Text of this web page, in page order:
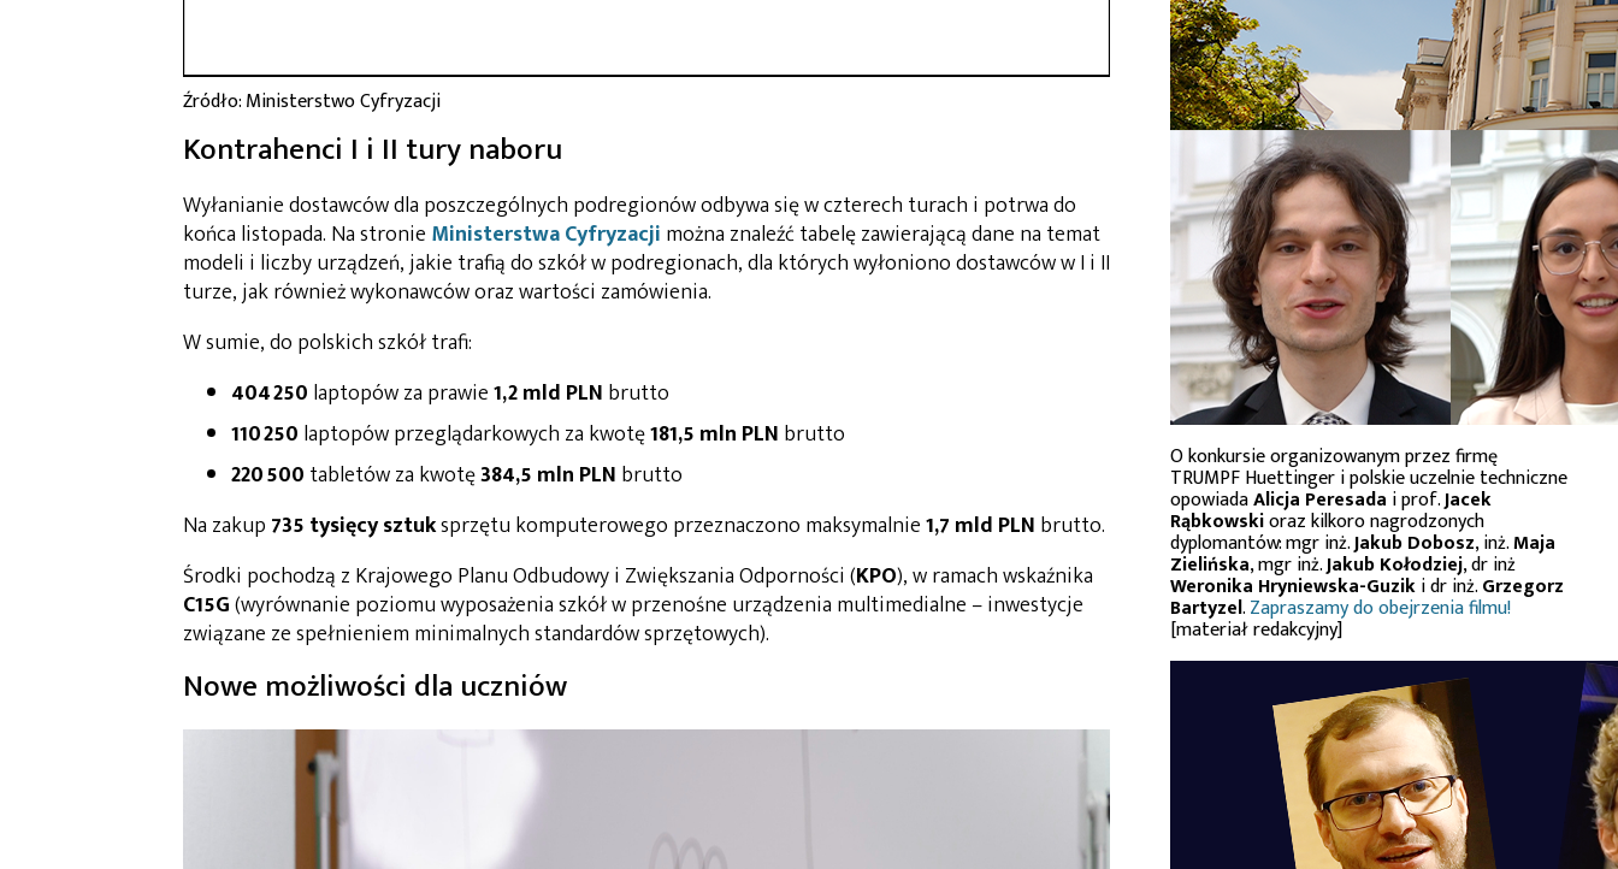
Źródło: Ministerstwo Cyfryzacji
Kontrahenci I i II tury naboru
Wyłanianie dostawców dla poszczególnych podregionów odbywa się w czterech turach i potrwa do
końca listopada. Na stronie Ministerstwa Cyfryzacji można znaleźć tabelę zawierającą dane na temat
modeli i liczby urządzeń, jakie trafią do szkół w podregionach, dla których wyłoniono dostawców w I i II
turze, jak również wykonawców oraz wartości zamówienia.
W sumie, do polskich szkół trafi:
404 250 laptopów za prawie1,2 mld PLN brutto
110 250 laptopów przeglądarkowych za kwotę181,5 mln PLN brutto
220 500 tabletów za kwotę384,5 mln PLN brutto
Na zakup 735 tysięcy sztuksprzętu komputerowego przeznaczono maksymalnie1,7 mld PLN brutto.
Środki pochodzą z Krajowego Planu Odbudowy i Zwiększania Odporności (KPO), w ramach wskaźnika
C15G(wyrównanie poziomu wyposażenia szkół w przenośne urządzenia multimedialne – inwestycje
związane ze spełnieniem minimalnych standardów sprzętowych).
Nowe możliwości dla uczniów
O konkursie organizowanym przez firmę
TRUMPF Huettinger i polskie uczelnie techniczne
opowiadaAlicja Peresada i prof.Jacek
Rąbkowskioraz kilkoro nagrodzonych
dyplomantów: mgr inż.Jakub Dobosz, inż.Maja
Zielińska, mgr inż.Jakub Kołodziej, dr inż
Weronika Hryniewska-Guziki dr inż.Grzegorz
Bartyzel.Zapraszamy do obejrzenia filmu!
[materiał redakcyjny]